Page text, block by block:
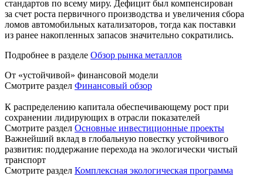
стандартов по всему миру. Дефицит был компенсирован
за счет роста первичного производства и увеличения сбора
ломов автомобильных катализаторов, тогда как поставки
из ранее накопленных запасов значительно сократились.
Подробнее в разделе Обзор рынка металлов
От «устойчивой» финансовой модели
Смотрите раздел Финансовый обзор
К распределению капитала обеспечивающему рост при
сохранении лидирующих в отрасли показателей
Смотрите раздел Основные инвестиционные проекты
Важнейший вклад в глобальную повестку устойчивого
развития: поддержание перехода на экологически чистый
транспорт
Смотрите раздел Комплексная экологическая программа